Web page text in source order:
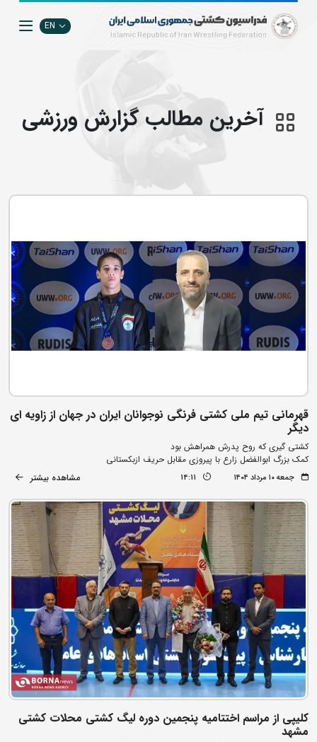
EN
آخرین مطالب گزارش ورزشی
قهرمانی تیم ملی کشتی فرنگی نوجوانان ایران در جهان از زاویه ای
دیگر
کشتی گیری که روح پدرش همراهش بود
کمک بزرگ ابوالفضل زارع با پیروزی مقابل حریف ازبکستانی
جمعه ۱۰ مرداد ۱۴۰۴ 14:11 مشاهده بیشتر
کلیپی از مراسم اختتامیه پنجمین دوره لیگ کشتی محلات کشتی
مشهد